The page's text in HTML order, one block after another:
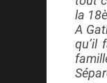
la
A
qu’il